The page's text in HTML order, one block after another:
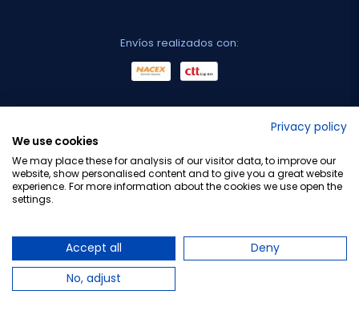
Envíos realizados con:
Privacy policy
We use cookies
We may place these for analysis of our visitor data, to improve our
website, show personalised content and to give you a great website
experience. For more information about the cookies we use open the
settings.
Accept all
Deny
No, adjust